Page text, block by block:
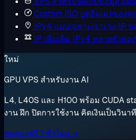
Custom ISO บูตอิมเมจของคุ
IPv4 แบบเฉพาะเจาะจง IP
IP เพิ่มเติม IPv4 หลายตัวต่อเ
ใหม่
GPU VPS สำหรับงาน AI
L4, L40S และ H100 พร้อม CUDA
งาน ฝึก ปิดการใช้งาน คิดเงินเป็นวินาที
ทดลองฟรี 1 ชั่วโมง →